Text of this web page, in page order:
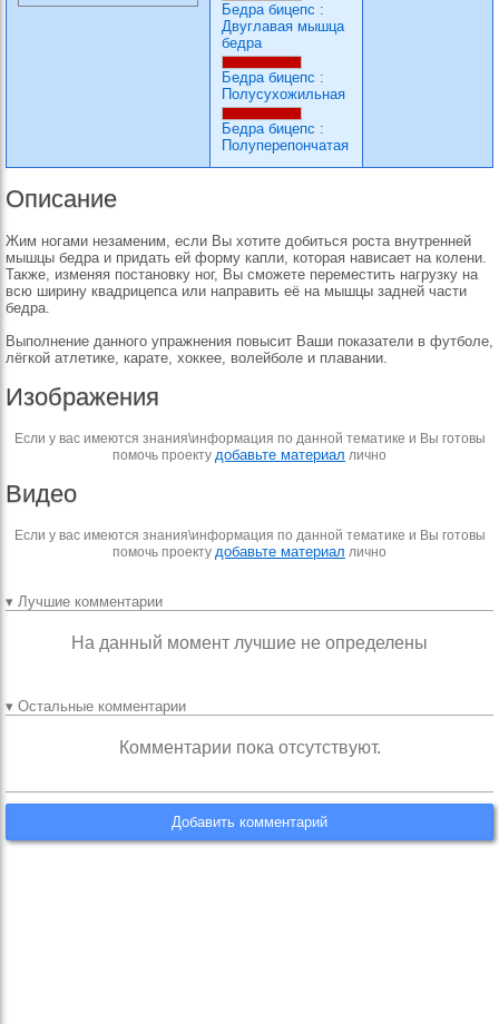
Бедра бицепс :
Двуглавая мышца
бедра
Бедра бицепс :
Полусухожильная
Бедра бицепс :
Полуперепончатая
Описание
Жим ногами незаменим, если Вы хотите добиться роста внутренней
мышцы бедра и придать ей форму капли, которая нависает на колени.
Также, изменяя постановку ног, Вы сможете переместить нагрузку на
всю ширину квадрицепса или направить её на мышцы задней части
бедра.
Выполнение данного упражнения повысит Ваши показатели в футболе,
лёгкой атлетике, карате, хоккее, волейболе и плавании.
Изображения
Если у вас имеются знания\информация по данной тематике и Вы готовы
помочь проекту добавьте материал лично
Видео
Если у вас имеются знания\информация по данной тематике и Вы готовы
помочь проекту добавьте материал лично
▾ Лучшие комментарии
На данный момент лучшие не определены
▾ Остальные комментарии
Комментарии пока отсутствуют.
Добавить комментарий